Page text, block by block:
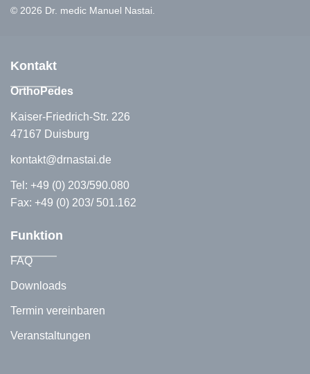
© 2026 Dr. medic Manuel Nastai.
Kontakt
OrthoPedes
Kaiser-Friedrich-Str. 226
47167 Duisburg
kontakt@drnastai.de
Tel: +49 (0) 203/590.080
Fax: +49 (0) 203/ 501.162
Funktion
FAQ
Downloads
Termin vereinbaren
Veranstaltungen